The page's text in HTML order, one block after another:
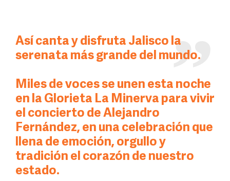
Así canta y disfruta Jalisco la
serenata más grande del mundo.
Miles de voces se unen esta noche
en la Glorieta La Minerva para vivir
el concierto de Alejandro
Fernández, en una celebración que
llena de emoción, orgullo y
tradición el corazón de nuestro
estado.